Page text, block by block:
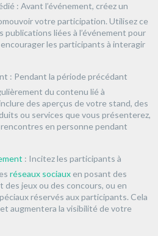
: Avant l’événement, créez un
votre participation. Utilisez ce
liées à l’événement pour
les participants à interagir
: Pendant la période précédant
du contenu lié à
des aperçus de votre stand, des
ou services que vous présenterez,
en personne pendant
: Incitez les participants à
réseaux sociaux en posant des
des jeux ou des concours, ou en
réservés aux participants. Cela
augmentera la visibilité de votre